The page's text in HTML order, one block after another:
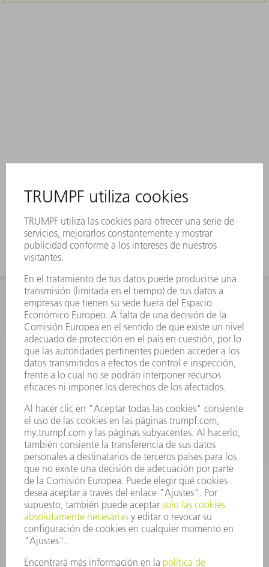
INFORMACIÓN
Preguntas más frecuentes
Condiciones generales de venta
CONTACTO
Departamento de Repuestos
+34 91 657 36 70
Viernes de 8h – 17h
repuestos@es.trumpf.com
CONTACTO
Departamento de Utillaje
+34 91 657 36 69
Lunes a Jueves de 8h – 18h
Viernes de 8h – 17h
utillaje@trumpf.com